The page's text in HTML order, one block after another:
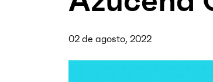
02 de agosto, 2022